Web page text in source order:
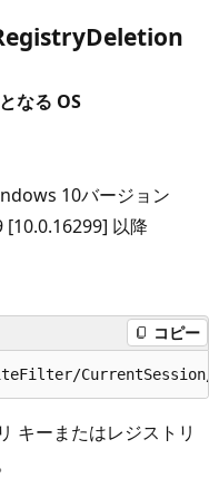
なる OS
10バージョン
[10.0.16299] 以降
コピー
キーまたはレジストリ